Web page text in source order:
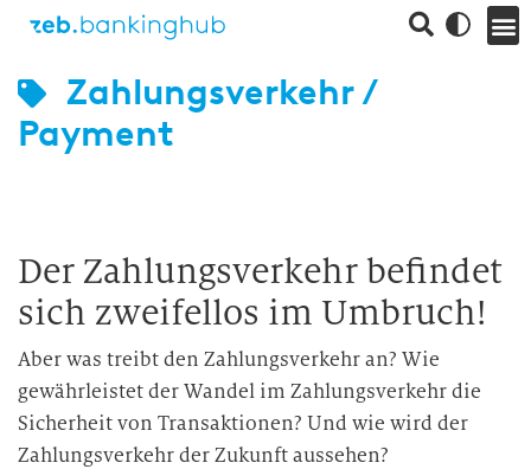
Zahlungsverkehr /
Payment
Der Zahlungsverkehr befindet
sich zweifellos im Umbruch!
Aber was treibt den Zahlungsverkehr an? Wie
gewährleistet der Wandel im Zahlungsverkehr die
Sicherheit von Transaktionen? Und wie wird der
Zahlungsverkehr der Zukunft aussehen?